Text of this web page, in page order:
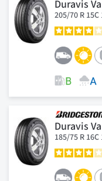
Duravis
205/70 R
Duravis
185/75 R